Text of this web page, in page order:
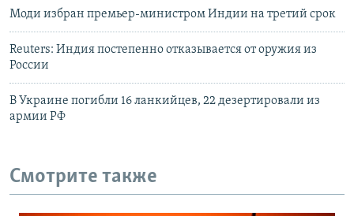
Моди избран премьер-министром Индии на третий срок
Reuters: Индия постепенно отказывается от оружия из
России
В Украине погибли 16 ланкийцев, 22 дезертировали из
армии РФ
Смотрите также